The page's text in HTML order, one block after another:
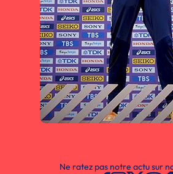
Ne ratez pas notre actu sur